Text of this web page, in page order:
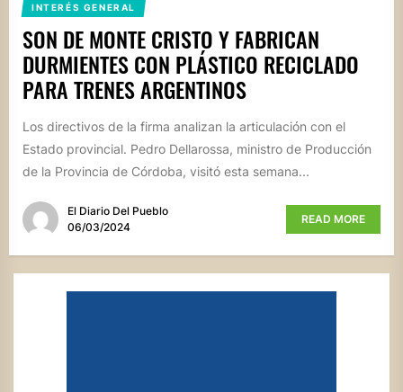
INTERÉS GENERAL
SON DE MONTE CRISTO Y FABRICAN
DURMIENTES CON PLÁSTICO RECICLADO
PARA TRENES ARGENTINOS
Los directivos de la firma analizan la articulación con el
Estado provincial. Pedro Dellarossa, ministro de Producción
de la Provincia de Córdoba, visitó esta semana...
El Diario Del Pueblo
06/03/2024
READ MORE